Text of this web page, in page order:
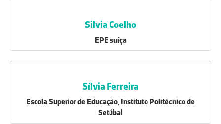
Silvia Coelho
EPE suíça
Sílvia Ferreira
Escola Superior de Educação, Instituto Politécnico de
Setúbal